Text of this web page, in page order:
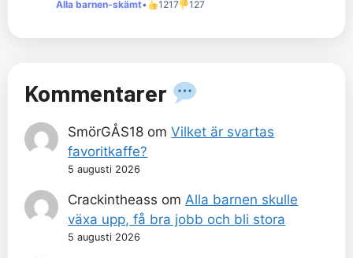
Alla barnen-skämt• 1217 127
Kommentarer
SmörGÅS18 omVilket är svartas
favoritkaffe?
5 augusti 2026
Crackintheass om Alla barnen skulle
växa upp, få bra jobb och bli stora
5 augusti 2026